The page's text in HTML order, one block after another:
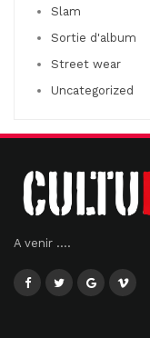
Slam
Sortie d'album
Street wear
Uncategorized
A venir ....